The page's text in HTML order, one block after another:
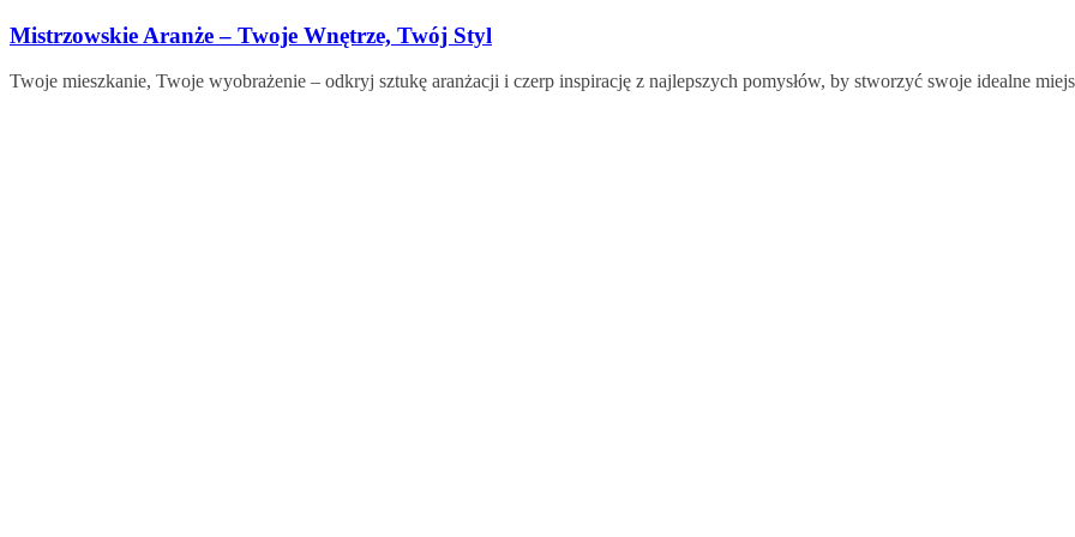
Skip
content
Mistrzowskie Aranże – Twoje Wnętrze, Twój Styl
Twoje mieszkanie, Twoje wyobrażenie – odkryj sztukę aranżacji i czerp inspirację z najlepszych pomysłów, by stworzyć swoje idealne